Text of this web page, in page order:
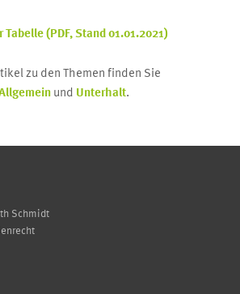
(PDF, Stand 01.01.2021)
zu den Themen finden Sie
und Unterhalt.
Schmidt